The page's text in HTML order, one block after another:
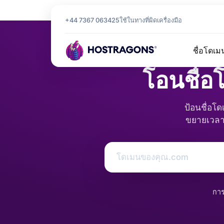
+44 7367 063425ใช้ในทางที่ผิดเครื่องมือ
ชื่อโดเม
โอนชื่อ
ป้อนชื่อโ
ขยายเวล
กา